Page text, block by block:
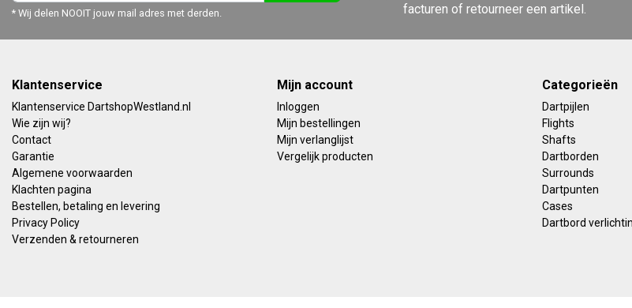
* Wij delen NOOIT jouw mail adres met derden.
facturen of retourneer een artikel.
Klantenservice
Klantenservice DartshopWestland.nl
Wie zijn wij?
Contact
Garantie
Algemene voorwaarden
Klachten pagina
Bestellen, betaling en levering
Privacy Policy
Verzenden & retourneren
Mijn account
Inloggen
Mijn bestellingen
Mijn verlanglijst
Vergelijk producten
Categorieën
Dartpijlen
Flights
Shafts
Dartborden
Surrounds
Dartpunten
Cases
Dartbord